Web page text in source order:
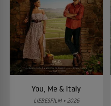
You, Me & Italy
LIEBESFILM • 2026